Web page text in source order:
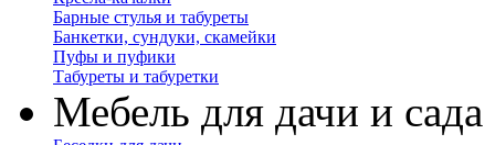
Барные стулья и табуреты
Банкетки, сундуки, скамейки
Пуфы и пуфики
Табуреты и табуретки
Мебель для дачи и сада